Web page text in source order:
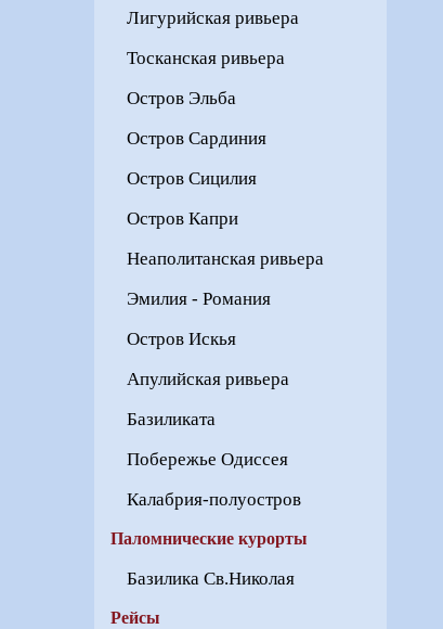
Лигурийская ривьера
Тосканская ривьера
Остров Эльба
Остров Сардиния
Остров Сицилия
Остров Капри
Неаполитанская ривьера
Эмилия - Романия
Остров Искья
Апулийская ривьера
Базиликата
Побережье Одиссея
Калабрия-полуостров
Паломнические курорты
Базилика Св.Николая
Рейсы